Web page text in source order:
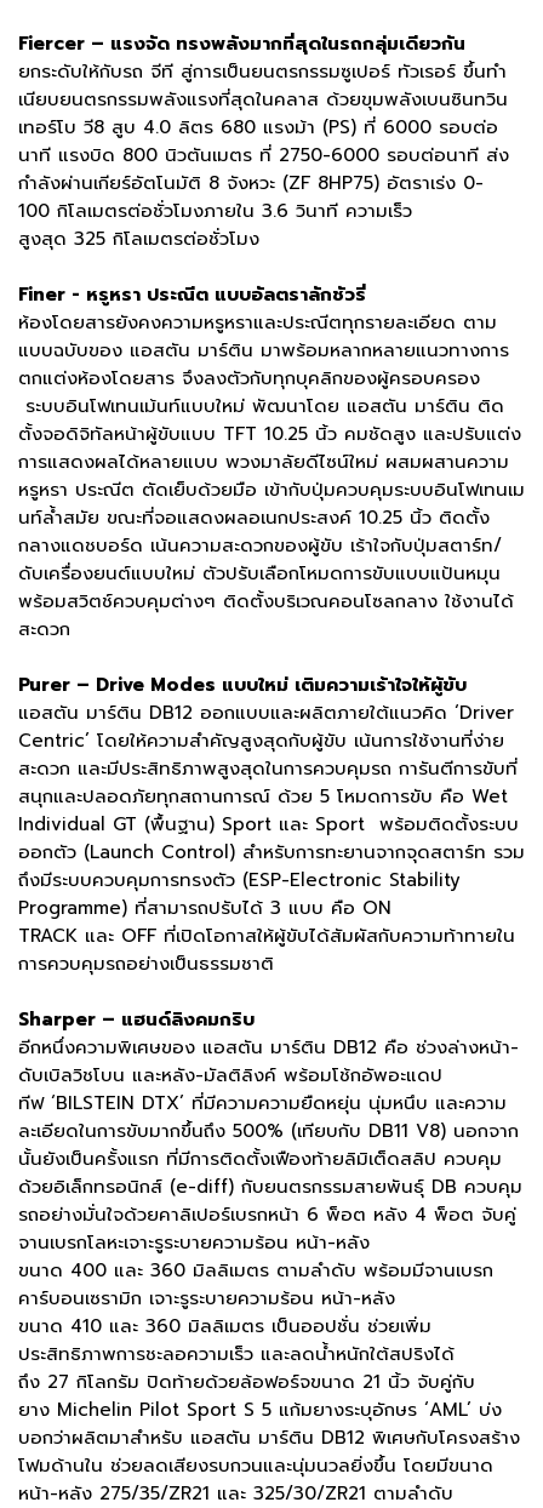
Fiercer – แรงจัด ทรงพลังมากที่สุดในรถกลุ่มเดียวกัน
ยกระดับให้กับรถ จีที สู่การเป็นยนตรกรรมซูเปอร์ ทัวเรอร์ ขึ้นทำ
เนียบยนตรกรรมพลังแรงที่สุดในคลาส ด้วยขุมพลังเบนซินทวิน
เทอร์โบ วี8 สูบ 4.0 ลิตร 680 แรงม้า (PS) ที่ 6000 รอบต่อ
นาที แรงบิด 800 นิวตันเมตร ที่ 2750-6000 รอบต่อนาที ส่ง
กำลังผ่านเกียร์อัตโนมัติ 8 จังหวะ (ZF 8HP75) อัตราเร่ง 0-
100 กิโลเมตรต่อชั่วโมงภายใน 3.6 วินาที ความเร็ว
สูงสุด 325 กิโลเมตรต่อชั่วโมง
Finer - หรูหรา ประณีต แบบอัลตราลักชัวรี่
ห้องโดยสารยังคงความหรูหราและประณีตทุกรายละเอียด ตาม
แบบฉบับของ แอสตัน มาร์ติน มาพร้อมหลากหลายแนวทางการ
ตกแต่งห้องโดยสาร จึงลงตัวกับทุกบุคลิกของผู้ครอบครอง
ระบบอินโฟเทนเม้นท์แบบใหม่ พัฒนาโดย แอสตัน มาร์ติน ติด
ตั้งจอดิจิทัลหน้าผู้ขับแบบ TFT 10.25 นิ้ว คมชัดสูง และปรับแต่ง
การแสดงผลได้หลายแบบ พวงมาลัยดีไซน์ใหม่ ผสมผสานความ
หรูหรา ประณีต ตัดเย็บด้วยมือ เข้ากับปุ่มควบคุมระบบอินโฟเทนเม
นท์ล้ำสมัย ขณะที่จอแสดงผลอเนกประสงค์ 10.25 นิ้ว ติดตั้ง
กลางแดชบอร์ด เน้นความสะดวกของผู้ขับ เร้าใจกับปุ่มสตาร์ท/
ดับเครื่องยนต์แบบใหม่ ตัวปรับเลือกโหมดการขับแบบแป้นหมุน
พร้อมสวิตช์ควบคุมต่างๆ ติดตั้งบริเวณคอนโซลกลาง ใช้งานได้
สะดวก
Purer – Drive Modes แบบใหม่ เติมความเร้าใจให้ผู้ขับ
แอสตัน มาร์ติน DB12 ออกแบบและผลิตภายใต้แนวคิด ‘Driver
Centric’ โดยให้ความสำคัญสูงสุดกับผู้ขับ เน้นการใช้งานที่ง่าย
สะดวก และมีประสิทธิภาพสูงสุดในการควบคุมรถ การันตีการขับที่
สนุกและปลอดภัยทุกสถานการณ์ ด้วย 5 โหมดการขับ คือ Wet
Individual GT (พื้นฐาน) Sport และ Sport พร้อมติดตั้งระบบ
ออกตัว (Launch Control) สำหรับการทะยานจากจุดสตาร์ท รวม
ถึงมีระบบควบคุมการทรงตัว (ESP-Electronic Stability
Programme) ที่สามารถปรับได้ 3 แบบ คือ ON
TRACK และ OFF ที่เปิดโอกาสให้ผู้ขับได้สัมผัสกับความท้าทายใน
การควบคุมรถอย่างเป็นธรรมชาติ
Sharper – แฮนด์ลิงคมกริบ
อีกหนึ่งความพิเศษของ แอสตัน มาร์ติน DB12 คือ ช่วงล่างหน้า-
ดับเบิลวิชโบน และหลัง-มัลติลิงค์ พร้อมโช้กอัพอะแดป
ทีฟ ‘BILSTEIN DTX’ ที่มีความความยืดหยุ่น นุ่มหนึบ และความ
ละเอียดในการขับมากขึ้นถึง 500% (เทียบกับ DB11 V8) นอกจาก
นั้นยังเป็นครั้งแรก ที่มีการติดตั้งเฟืองท้ายลิมิเต็ดสลิป ควบคุม
ด้วยอิเล็กทรอนิกส์ (e-diff) กับยนตรกรรมสายพันธุ์ DB ควบคุม
รถอย่างมั่นใจด้วยคาลิเปอร์เบรกหน้า 6 พ็อต หลัง 4 พ็อต จับคู่
จานเบรกโลหะเจาะรูระบายความร้อน หน้า-หลัง
ขนาด 400 และ 360 มิลลิเมตร ตามลำดับ พร้อมมีจานเบรก
คาร์บอนเซรามิก เจาะรูระบายความร้อน หน้า-หลัง
ขนาด 410 และ 360 มิลลิเมตร เป็นออปชั่น ช่วยเพิ่ม
ประสิทธิภาพการชะลอความเร็ว และลดน้ำหนักใต้สปริงได้
ถึง 27 กิโลกรัม ปิดท้ายด้วยล้อฟอร์จขนาด 21 นิ้ว จับคู่กับ
ยาง Michelin Pilot Sport S 5 แก้มยางระบุอักษร ‘AML’ บ่ง
บอกว่าผลิตมาสำหรับ แอสตัน มาร์ติน DB12 พิเศษกับโครงสร้าง
โฟมด้านใน ช่วยลดเสียงรบกวนและนุ่มนวลยิ่งขึ้น โดยมีขนาด
หน้า-หลัง 275/35/ZR21 และ 325/30/ZR21 ตามลำดับ